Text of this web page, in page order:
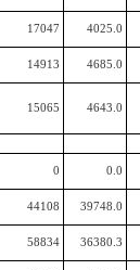
17047 4025.0
14913 4685.0
15065 4643.0
0 0.0
44108 39748.0
58834 36380.3